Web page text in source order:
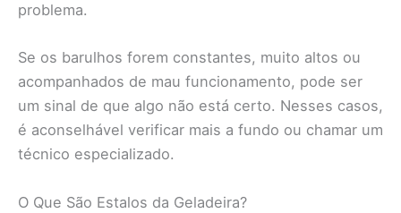
problema.
Se os barulhos forem constantes, muito altos ou
acompanhados de mau funcionamento, pode ser
um sinal de que algo não está certo. Nesses casos,
é aconselhável verificar mais a fundo ou chamar um
técnico especializado.
O Que São Estalos da Geladeira?